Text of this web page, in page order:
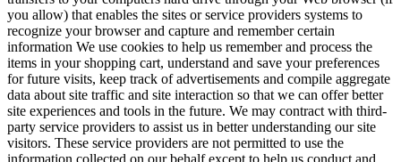
you allow) that enables the sites or service providers systems to
recognize your browser and capture and remember certain
information We use cookies to help us remember and process the
items in your shopping cart, understand and save your preferences
for future visits, keep track of advertisements and compile aggregate
data about site traffic and site interaction so that we can offer better
site experiences and tools in the future. We may contract with third-
party service providers to assist us in better understanding our site
visitors. These service providers are not permitted to use the
information collected on our behalf except to help us conduct and